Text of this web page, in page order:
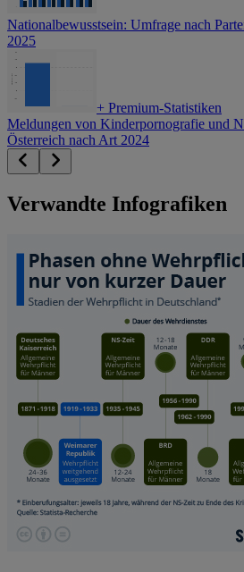
Nationalbewusstsein: Umfrage nach
2025
+ Premium-Statistiken
Meldungen von Kinderpornografie und
Österreich nach Art 2024
Verwandte Infografiken